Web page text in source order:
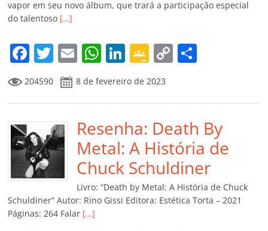
vapor em seu novo álbum, que trará a participação especial
do talentoso […]
F
a
c
e
b
o
o
k
T
w
itt
er
E
m
ai
l
W
at
s
A
p
p
Li
k
e
dI
n
G
o
o
gl
e
Cl
a
ss
ro
C
y
Li
n
k
p
ar
til
h
ar
204590 8 de fevereiro de 2023
Resenha: Death By
Metal: A História de
Chuck Schuldiner
Livro: “Death by Metal: A História de Chuck
Schuldiner” Autor: Rino Gissi Editora: Estética Torta – 2021
Páginas: 264 Falar […]